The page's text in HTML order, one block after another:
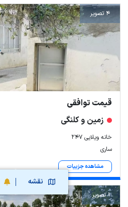
نقشه
4 تصویر
قیمت توافقی
زمین و کلنگی
خانه ویلایی 247
ساری
مشاهده جزییات
1 تصویر